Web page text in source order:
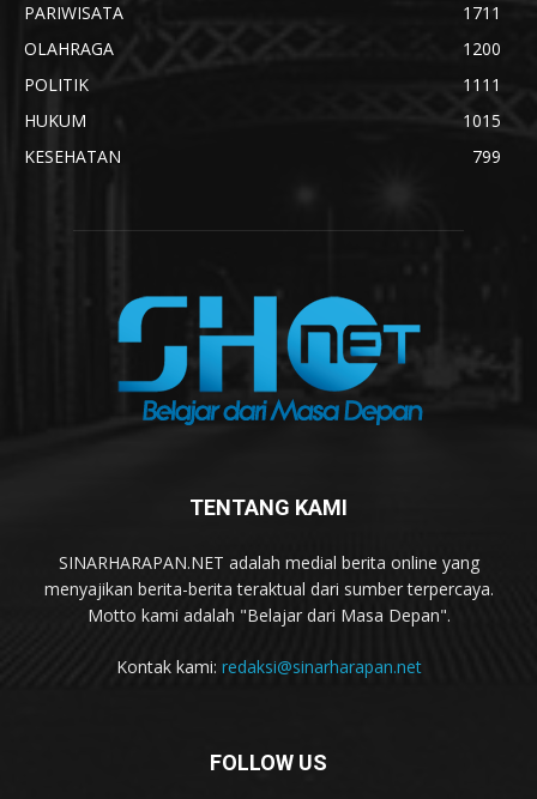
PARIWISATA
1711
OLAHRAGA
1200
POLITIK
1111
HUKUM
1015
KESEHATAN
799
TENTANG KAMI
SINARHARAPAN.NET adalah medial berita online yang
menyajikan berita-berita teraktual dari sumber terpercaya.
Motto kami adalah "Belajar dari Masa Depan".
Kontak kami: redaksi@sinarharapan.net
FOLLOW US